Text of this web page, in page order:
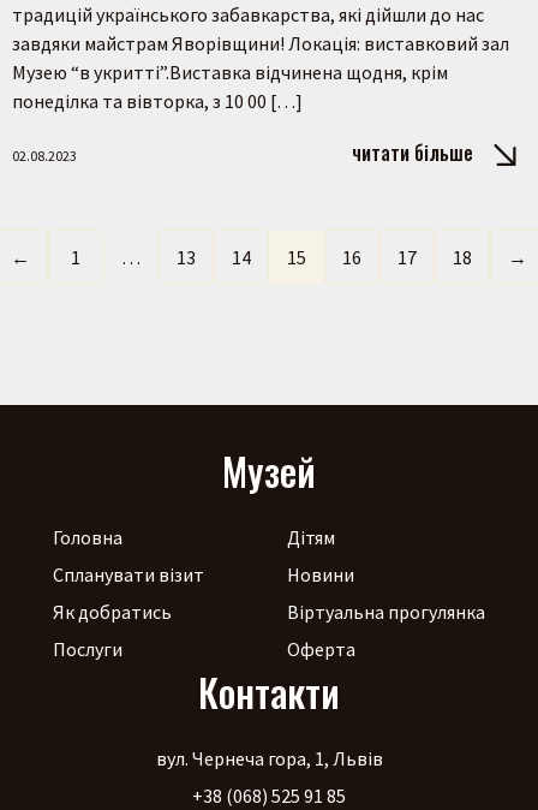
традицій українського забавкарства, які дійшли до нас
завдяки майстрам Яворівщини! Локація: виставковий зал
Музею “в укритті”.Виставка відчинена щодня, крім
понеділка та вівторка, з 10 00 […]
02.08.2023 читати більше
← 1 … 13 14 15 16 17 18 →
Музей
Головна
Спланувати візит
Як добратись
Послуги
Дітям
Новини
Віртуальна прогулянка
Оферта
Контакти
вул. Чернеча гора, 1, Львів
+38 (068) 525 91 85